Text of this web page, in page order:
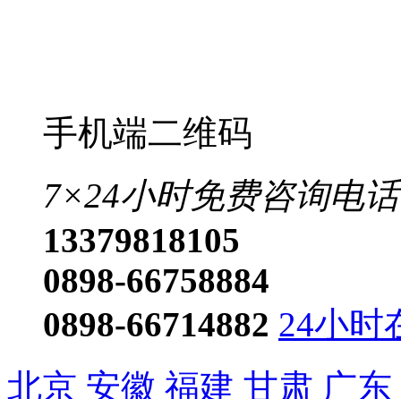
手机端二维码
7×24小时免费咨询电话
13379818105
0898-66758884
0898-66714882 24小时
北京 安徽 福建 甘肃 广东